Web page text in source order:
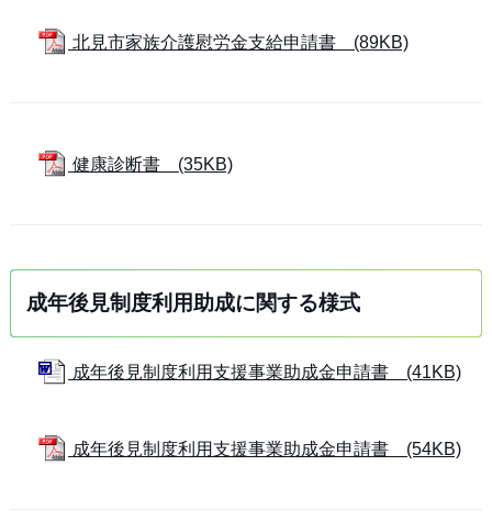
北見市家族介護慰労金支給申請書 (89KB)
健康診断書 (35KB)
成年後見制度利用助成に関する様式
成年後見制度利用支援事業助成金申請書 (41KB)
成年後見制度利用支援事業助成金申請書 (54KB)